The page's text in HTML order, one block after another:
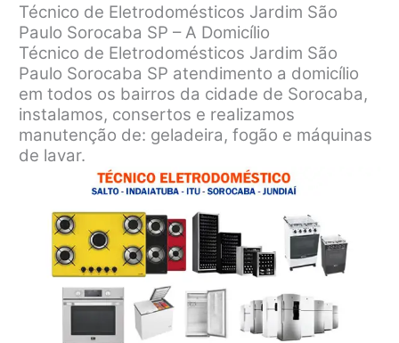
Técnico de Eletrodomésticos Jardim São
Paulo Sorocaba SP – A Domicílio
Técnico de Eletrodomésticos Jardim São
Paulo Sorocaba SP atendimento a domicílio
em todos os bairros da cidade de Sorocaba,
instalamos, consertos e realizamos
manutenção de: geladeira, fogão e máquinas
de lavar.